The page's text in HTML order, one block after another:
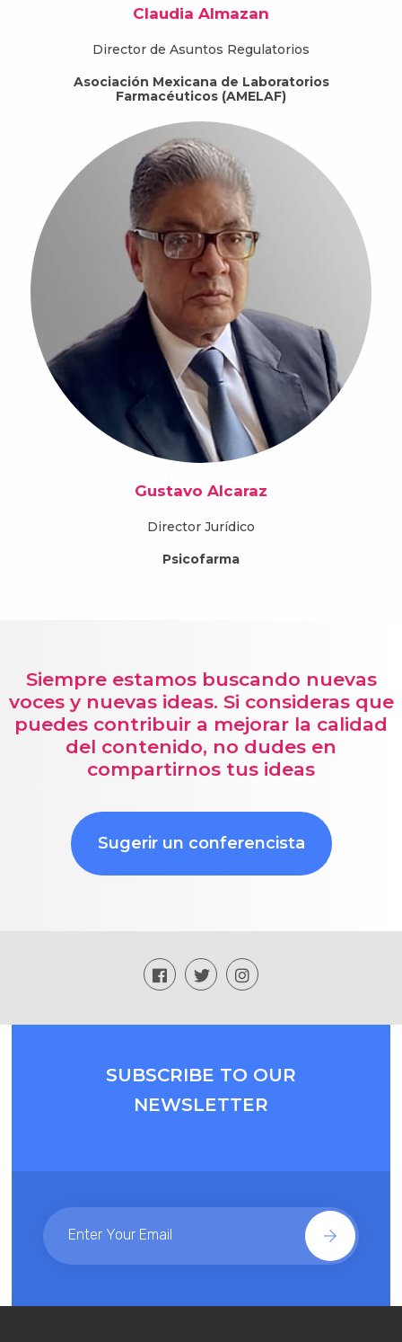
Claudia Almazan
Director de Asuntos Regulatorios
Asociación Mexicana de Laboratorios
Farmacéuticos (AMELAF)
Gustavo Alcaraz
Director Jurídico
Psicofarma
Siempre estamos buscando nuevas
voces y nuevas ideas. Si consideras que
puedes contribuir a mejorar la calidad
del contenido, no dudes en
compartirnos tus ideas
Sugerir un conferencista
SUBSCRIBE TO OUR
NEWSLETTER